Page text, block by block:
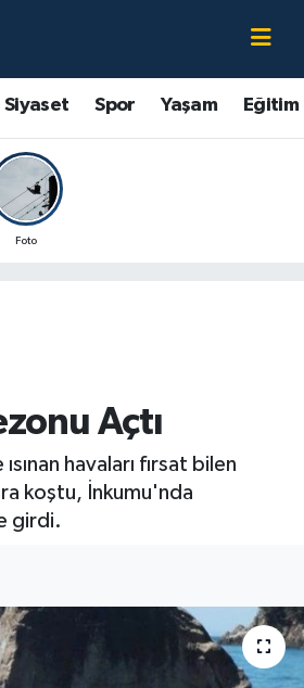
Siyaset Spor Yaşam Eğitim
Foto
Açtı
havaları fırsat bilen
koştu, İnkumu'nda
girdi.
Eczaneler
Haritası